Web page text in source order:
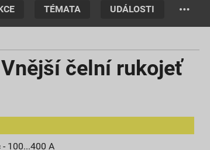
TÉMATA UDÁLOSTI
čelní rukojeť
100...400 A